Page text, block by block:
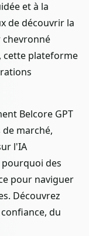
et à la
de découvrir la
chevronné
cette plateforme
Belcore GPT
marché,
l'IA
des
pour naviguer
Découvrez
du